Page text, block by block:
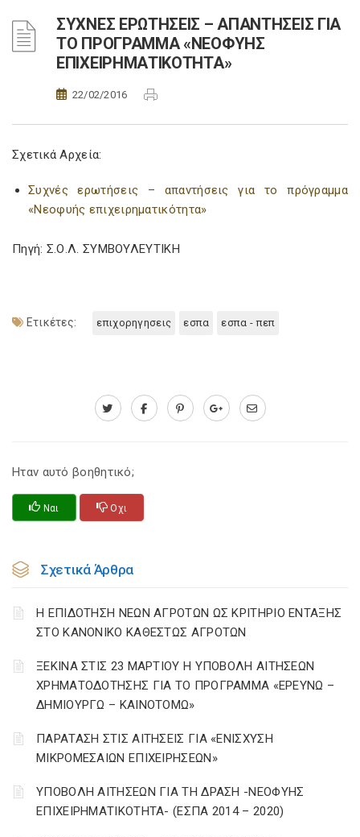
ΣΥΧΝΕΣ ΕΡΩΤΗΣΕΙΣ – ΑΠΑΝΤΗΣΕΙΣ ΓΙΑ
ΤΟ ΠΡΟΓΡΑΜΜΑ «ΝΕΟΦΥΗΣ
ΕΠΙΧΕΙΡΗΜΑΤΙΚΟΤΗΤΑ»
22/02/2016
Σχετικά Αρχεία:
Συχνές ερωτήσεις – απαντήσεις για το πρόγραμμα
«Νεοφυής επιχειρηματικότητα»
Πηγή: Σ.Ο.Λ. ΣΥΜΒΟΥΛΕΥΤΙΚΗ
Ετικέτες: επιχορηγησεις εσπα εσπα - πεπ
Ηταν αυτό βοηθητικό;
Ναι Οχι
Σχετικά Άρθρα
Η ΕΠΙΔΟΤΗΣΗ ΝΕΩΝ ΑΓΡΟΤΩΝ ΩΣ ΚΡΙΤΗΡΙΟ ΕΝΤΑΞΗΣ
ΣΤΟ ΚΑΝΟΝΙΚΟ ΚΑΘΕΣΤΩΣ ΑΓΡΟΤΩΝ
ΞΕΚΙΝΑ ΣΤΙΣ 23 ΜΑΡΤΙΟΥ Η ΥΠΟΒΟΛΗ ΑΙΤΗΣΕΩΝ
ΧΡΗΜΑΤΟΔΟΤΗΣΗΣ ΓΙΑ ΤΟ ΠΡΟΓΡΑΜΜΑ «ΕΡΕΥΝΩ –
ΔΗΜΙΟΥΡΓΩ – ΚΑΙΝΟΤΟΜΩ»
ΠΑΡΑΤΑΣΗ ΣΤΙΣ ΑΙΤΗΣΕΙΣ ΓΙΑ «ΕΝΙΣΧΥΣΗ
ΜΙΚΡΟΜΕΣΑΙΩΝ ΕΠΙΧΕΙΡΗΣΕΩΝ»
ΥΠΟΒΟΛΗ ΑΙΤΗΣΕΩΝ ΓΙΑ ΤΗ ΔΡΑΣΗ -ΝΕΟΦΥΗΣ
ΕΠΙΧΕΙΡΗΜΑΤΙΚΟΤΗΤΑ- (ΕΣΠΑ 2014 – 2020)